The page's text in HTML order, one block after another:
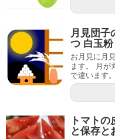
月見団子
つ 白玉
お月見に月
ます。 月が
で違います
トマト
と保存と